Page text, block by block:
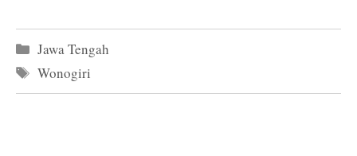
Kategori
Jawa Tengah
Tag
Wonogiri